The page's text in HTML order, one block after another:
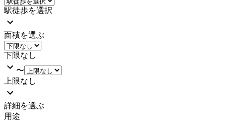
駅徒歩を選択
面積を選ぶ
下限なし
〜
上限なし
詳細を選ぶ
用途